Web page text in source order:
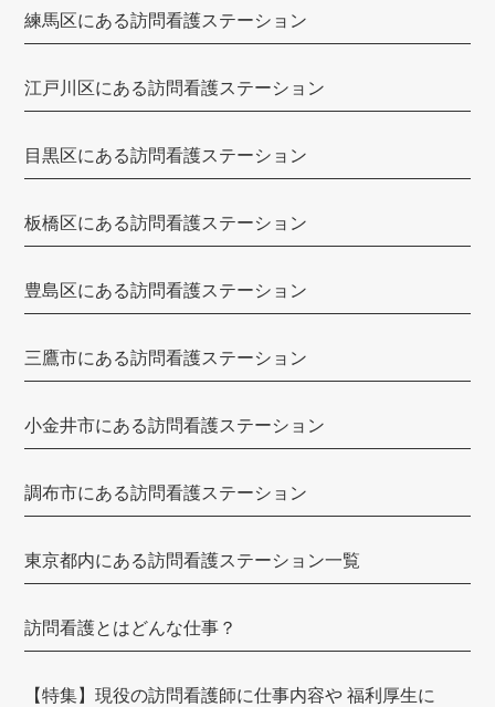
アットイーズ訪問看護リハビリステーション
新宿ヒロクリニック訪問看護ステーション
あいらく訪問看護ステーション飯田橋
up訪問看護リハビリステーション
梅の園訪問看護ステーション
神楽坂訪問看護ステーション
あすなろ訪問看護ステーション 上石神井ステーション
東京リハビリ訪問看護ステーション
訪問看護ステーションSUN
練馬区にある訪問看護ステーション
江戸川区にある訪問看護ステーション
目黒区にある訪問看護ステーション
板橋区にある訪問看護ステーション
豊島区にある訪問看護ステーション
三鷹市にある訪問看護ステーション
小金井市にある訪問看護ステーション
調布市にある訪問看護ステーション
東京都内にある訪問看護ステーション一覧
訪問看護とはどんな仕事？
【特集】現役の訪問看護師に仕事内容や 福利厚生に